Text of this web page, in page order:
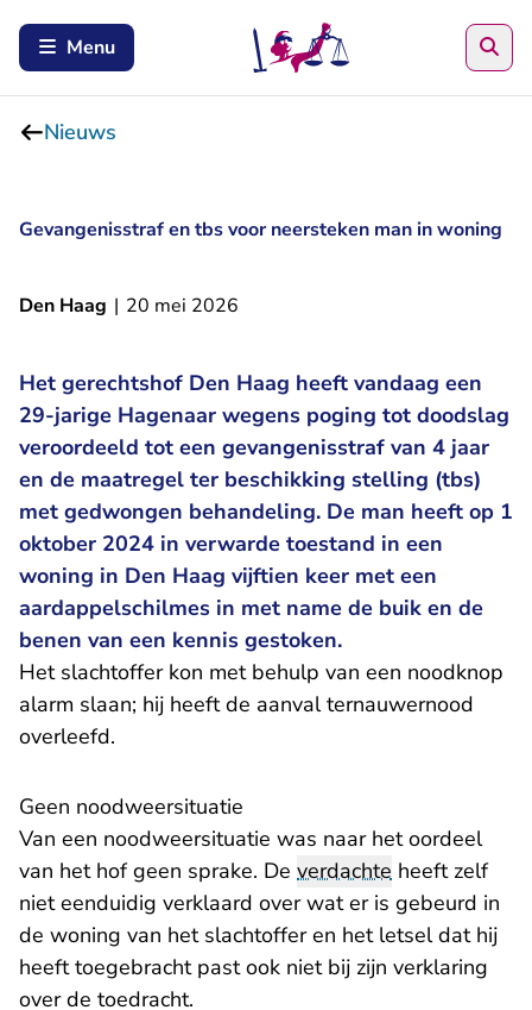
Menu
Nieuws
Gevangenisstraf en tbs voor neersteken man in woning
Den Haag | 20 mei 2026
Het gerechtshof Den Haag heeft vandaag een
29-jarige Hagenaar wegens poging tot doodslag
veroordeeld tot een gevangenisstraf van 4 jaar
en de maatregel ter beschikking stelling (tbs)
met gedwongen behandeling. De man heeft op 1
oktober 2024 in verwarde toestand in een
woning in Den Haag vijftien keer met een
aardappelschilmes in met name de buik en de
benen van een kennis gestoken.
Het slachtoffer kon met behulp van een noodknop
alarm slaan; hij heeft de aanval ternauwernood
overleefd.
Geen noodweersituatie
Van een noodweersituatie was naar het oordeel
van het hof geen sprake. De verdachte heeft zelf
niet eenduidig verklaard over wat er is gebeurd in
de woning van het slachtoffer en het letsel dat hij
heeft toegebracht past ook niet bij zijn verklaring
over de toedracht.